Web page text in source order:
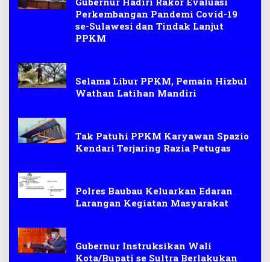
Perkembangan Pandemi Covid-19
se-Sulawesi dan Tindak Lanjut
PPKM
Selama Libur PPKM, Pemain Hizbul
Wathan Latihan Mandiri
Tak Patuhi PPKM Karyawan Spazio
Kendari Terjaring Razia Petugas
Polres Baubau Keluarkan Edaran
Larangan Kegiatan Masyarakat
Gubernur Instruksikan Wali
Kota/Bupati se Sultra Berlakukan